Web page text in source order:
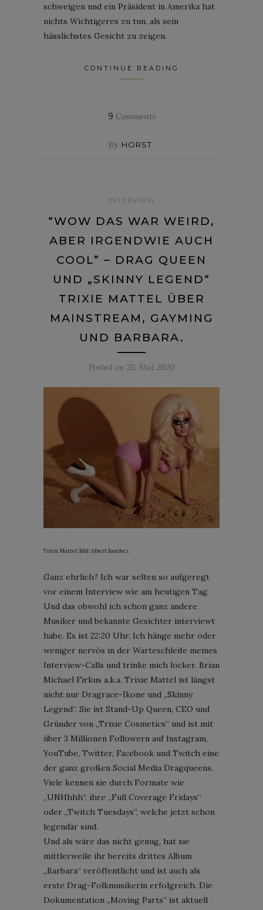
schweigen und ein Präsident in Amerika hat
nichts Wichtigeres zu tun, als sein
hässlichstes Gesicht zu zeigen.
CONTINUE READING
9 Comments
By HORST
INTERVIEW
“WOW DAS WAR WEIRD,
ABER IRGENDWIE AUCH
COOL” – DRAG QUEEN
UND „SKINNY LEGEND“
TRIXIE MATTEL ÜBER
MAINSTREAM, GAYMING
UND BARBARA.
Posted on 25. Mai 2020
Trixie Mattel; Bild: Albert Sanchez
Ganz ehrlich? Ich war selten so aufgeregt
vor einem Interview wie am heutigen Tag.
Und das obwohl ich schon ganz andere
Musiker und bekannte Gesichter interviewt
habe. Es ist 22:20 Uhr. Ich hänge mehr oder
weniger nervös in der Warteschleife meines
Interview-Calls und trinke mich locker. Brian
Michael Firkus a.k.a. Trixie Mattel ist längst
nicht nur Dragrace-Ikone und „Skinny
Legend“. Sie ist Stand-Up Queen, CEO und
Gründer von „Trixie Cosmetics“ und ist mit
über 3 Millionen Followern auf Instagram,
YouTube, Twitter, Facebook und Twitch eine
der ganz großen Social Media Dragqueens.
Viele kennen sie durch Formate wie
„UNHhhh“, ihre „Full Coverage Fridays“
oder „Twitch Tuesdays“, welche jetzt schon
legendär sind.
Und als wäre das nicht genug, hat sie
mittlerweile ihr bereits drittes Album
„Barbara“ veröffentlicht und ist auch als
erste Drag-Folkmusikerin erfolgreich. Die
Dokumentation „Moving Parts“ ist aktuell